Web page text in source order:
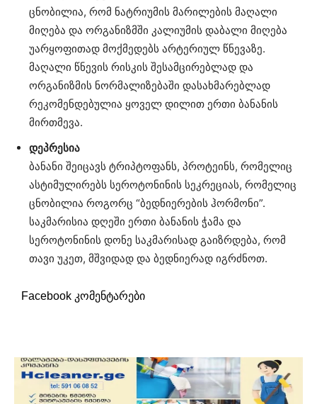
ცნობილია, რომ ნატრიუმის მარილების მაღალი
მიღება და ორგანიზმში კალიუმის დაბალი მიღება
უარყოფითად მოქმედებს არტერიულ წნევაზე.
მაღალი წნევის რისკის შესამცირებლად და
ორგანიზმის ნორმალიზებაში დასახმარებლად
რეკომენდებულია ყოველ დილით ერთი ბანანის
მირთმევა.
დეპრესია
ბანანი შეიცავს ტრიპტოფანს, პროტეინს, რომელიც
ასტიმულირებს სეროტონინის სეკრეციას, რომელიც
ცნობილია როგორც “ბედნიერების ჰორმონი”.
საკმარისია დღეში ერთი ბანანის ჭამა და
სეროტონინის დონე საკმარისად გაიზრდება, რომ
თავი უკეთ, მშვიდად და ბედნიერად იგრძნოთ.
Facebook კომენტარები